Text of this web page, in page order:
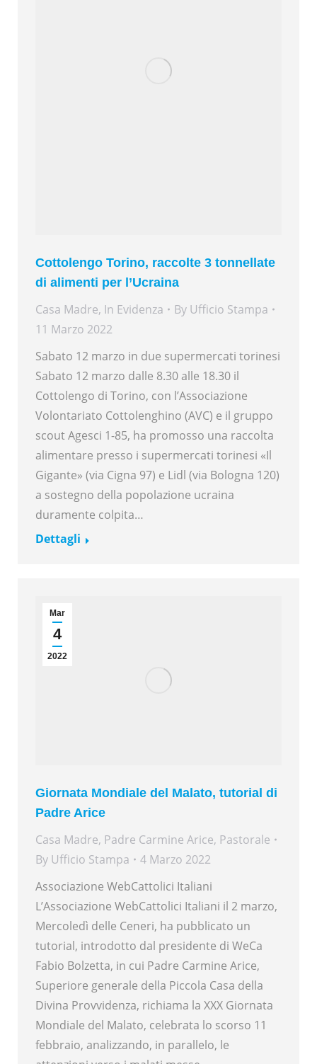
Cottolengo Torino, raccolte 3 tonnellate
di alimenti per l’Ucraina
Casa Madre, In Evidenza By Ufficio Stampa
11 Marzo 2022
Sabato 12 marzo in due supermercati torinesi
Sabato 12 marzo dalle 8.30 alle 18.30 il
Cottolengo di Torino, con l’Associazione
Volontariato Cottolenghino (AVC) e il gruppo
scout Agesci 1-85, ha promosso una raccolta
alimentare presso i supermercati torinesi «Il
Gigante» (via Cigna 97) e Lidl (via Bologna 120)
a sostegno della popolazione ucraina
duramente colpita…
Dettagli
Mar
4
2022
Giornata Mondiale del Malato, tutorial di
Padre Arice
Casa Madre, Padre Carmine Arice, Pastorale
By Ufficio Stampa
4 Marzo 2022
Associazione WebCattolici Italiani
L’Associazione WebCattolici Italiani il 2 marzo,
Mercoledì delle Ceneri, ha pubblicato un
tutorial, introdotto dal presidente di WeCa
Fabio Bolzetta, in cui Padre Carmine Arice,
Superiore generale della Piccola Casa della
Divina Provvidenza, richiama la XXX Giornata
Mondiale del Malato, celebrata lo scorso 11
febbraio, analizzando, in parallelo, le